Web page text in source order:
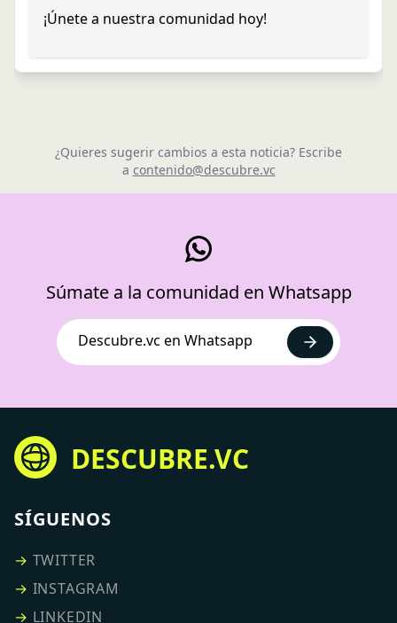
¡Únete a nuestra comunidad hoy!
¿Quieres sugerir cambios a esta noticia? Escribe
a contenido@descubre.vc
Súmate a la comunidad en Whatsapp
Descubre.vc en Whatsapp
DESCUBRE.VC
SÍGUENOS
→ TWITTER
→ INSTAGRAM
→ LINKEDIN